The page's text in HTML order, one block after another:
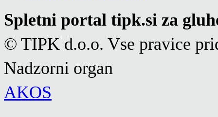
Spletni portal tipk.si za
© TIPK d.o.o. Vse pravice
Nadzorni organ
AKOS